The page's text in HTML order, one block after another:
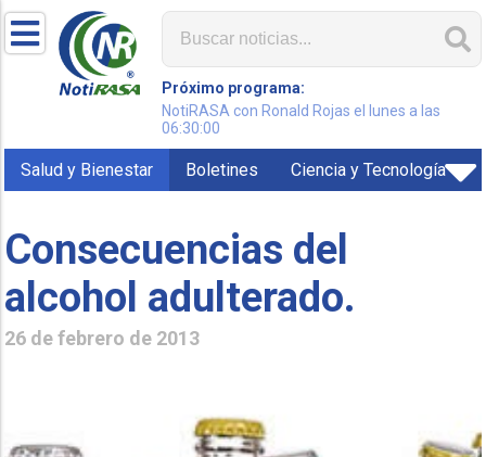
Próximo programa:
NotiRASA con Ronald Rojas el lunes a las
06:30:00
Salud y Bienestar Boletines Ciencia y Tecnología
Consecuencias del
alcohol adulterado.
26 de febrero de 2013